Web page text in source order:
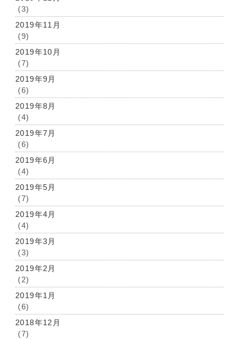
(3)
2019年11月
(9)
2019年10月
(7)
2019年9月
(6)
2019年8月
(4)
2019年7月
(6)
2019年6月
(4)
2019年5月
(7)
2019年4月
(4)
2019年3月
(3)
2019年2月
(2)
2019年1月
(6)
2018年12月
(7)